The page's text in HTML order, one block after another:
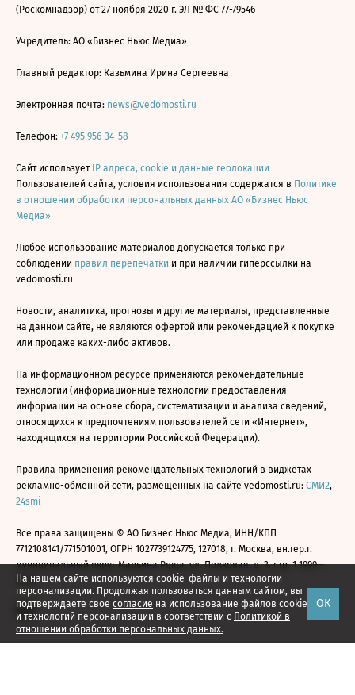
На нашем сайте используются cookie-файлы и технологии
персонализации. Продолжая пользоваться данным сайтом, вы
подтверждаете свое согласие на использование файлов cookie
и технологий персонализации в соответствии с Политикой в
отношении обработки персональных данных.
ОК
(Роскомнадзор) от 27 ноября 2020 г. ЭЛ № ФС 77-79546
Учредитель: АО «Бизнес Ньюс Медиа»
Главный редактор: Казьмина Ирина Сергеевна
Электронная почта: news@vedomosti.ru
Телефон: +7 495 956-34-58
Сайт использует IP адреса, cookie и данные геолокации
Пользователей сайта, условия использования содержатся в Политике
в отношении обработки персональных данных АО «Бизнес Ньюс
Медиа»
Любое использование материалов допускается только при
соблюдении правил перепечатки и при наличии гиперссылки на
vedomosti.ru
Новости, аналитика, прогнозы и другие материалы, представленные
на данном сайте, не являются офертой или рекомендацией к покупке
или продаже каких-либо активов.
На информационном ресурсе применяются рекомендательные
технологии (информационные технологии предоставления
информации на основе сбора, систематизации и анализа сведений,
относящихся к предпочтениям пользователей сети «Интернет»,
находящихся на территории Российской Федерации).
Правила применения рекомендательных технологий в виджетах
рекламно-обменной сети, размещенных на сайте vedomosti.ru: СМИ2,
24smi
Все права защищены © АО Бизнес Ньюс Медиа, ИНН/КПП
7712108141/771501001, ОГРН 1027739124775, 127018, г. Москва, вн.тер.г.
муниципальный округ Марьина Роща, ул. Полковая, д. 3, стр. 1 1999—
2026